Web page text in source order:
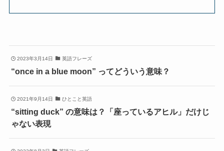
2023年3月14日 英語フレーズ
“once in a blue moon” ってどういう意味？
2021年9月14日 ひとこと英語
“sitting duck” の意味は？「座っているアヒル」だけじ
ゃない表現